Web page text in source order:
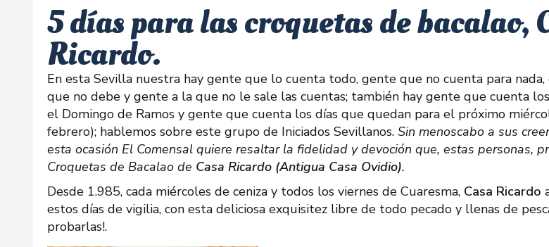
5 días para las croquetas de bacalao,
Ricardo.
En esta Sevilla nuestra hay gente que lo cuenta todo, gente que no cuenta para
que no debe y gente a la que no le sale las cuentas; también hay gente que cuenta
el Domingo de Ramos y gente que cuenta los días que quedan para el próximo
febrero); hablemos sobre este grupo de Iniciados Sevillanos. Sin menoscabo a sus
esta ocasión El Comensal quiere resaltar la fidelidad y devoción que, estas personas,
Croquetas de Bacalao de Casa Ricardo (Antigua Casa Ovidio).
Desde 1.985, cada miércoles de ceniza y todos los viernes de Cuaresma, Casa Ricardo
estos días de vigilia, con esta deliciosa exquisitez libre de todo pecado y llenas de
probarlas!.